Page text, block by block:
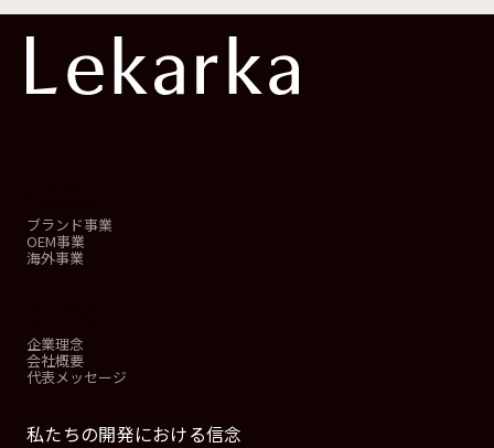
ブランド事業
OEM事業
海外事業
企業理念
会社概要
代表メッセージ
私たちの開発における信念